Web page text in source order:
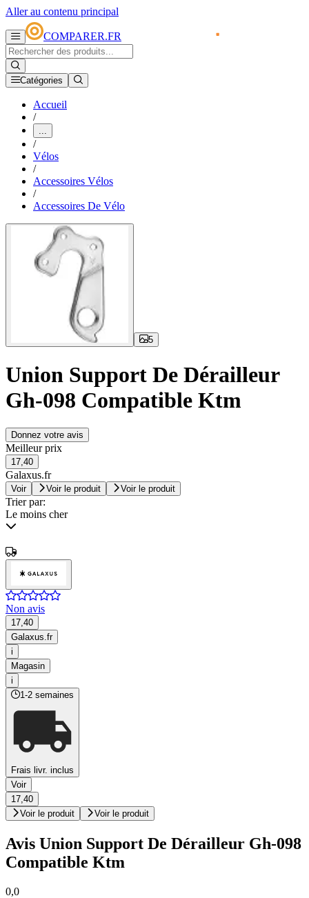
Aller au contenu principal
COMPARER.FR
Catégories
Accueil
/
...
/
Vélos
/
Accessoires Vélos
/
Accessoires De Vélo
5
Union Support De Dérailleur
Gh-098 Compatible Ktm
Donnez votre avis
Meilleur prix
17,40
Galaxus.fr
Voir Voir le produit Voir le produit
Trier par:
Le moins cher
Non avis
17,40
Galaxus.fr
i
Magasin
i
1-2 semaines
Frais livr. inclus
Voir
17,40
Voir le produit
Voir le produit
Avis Union Support De Dérailleur Gh-098
Compatible Ktm
0,0